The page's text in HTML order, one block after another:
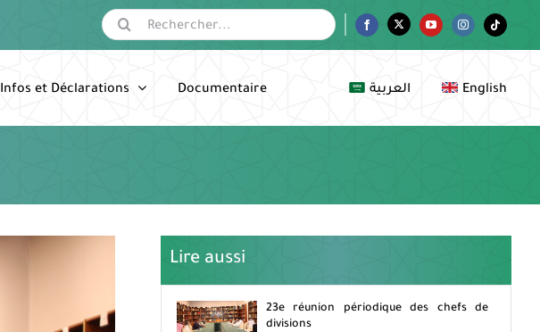
Rechercher:
FacebookTwitter YouTubeInstagramTiktok
Infos et Déclarations Documentaire العربية English
Lire aussi
23e réunion périodique des chefs de
divisions